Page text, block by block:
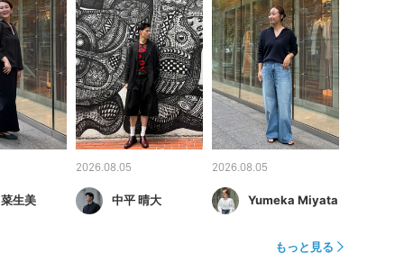
生美
2026.08.05
中平 晴大
2026.08.05
Yumeka Miyata
もっと見る